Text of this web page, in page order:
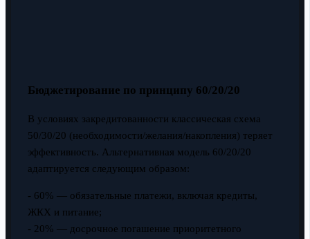
Бюджетирование по принципу 60/20/20
В условиях закредитованности классическая схема
50/30/20 (необходимости/желания/накопления) теряет
эффективность. Альтернативная модель 60/20/20
адаптируется следующим образом:
- 60% — обязательные платежи, включая кредиты,
ЖКХ и питание;
- 20% — досрочное погашение приоритетного